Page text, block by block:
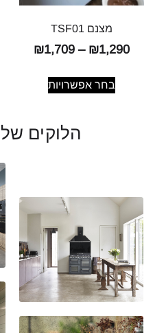
מצנם TSF01
₪1,290
–
₪1,709
בחר אפשרויות
הלוקים של SMEG